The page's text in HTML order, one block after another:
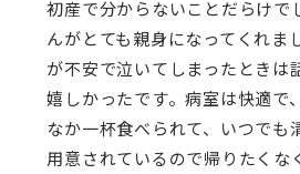
初産で分からないことだらけで
んがとても親身になってくれま
が不安で泣いてしまったときは
嬉しかったです。病室は快適で
なか一杯食べられて、いつでも
用意されているので帰りたくな